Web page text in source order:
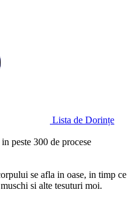
Lista de Dorințe
peste 300 de procese
se afla in oase, in timp ce
si alte tesuturi moi.